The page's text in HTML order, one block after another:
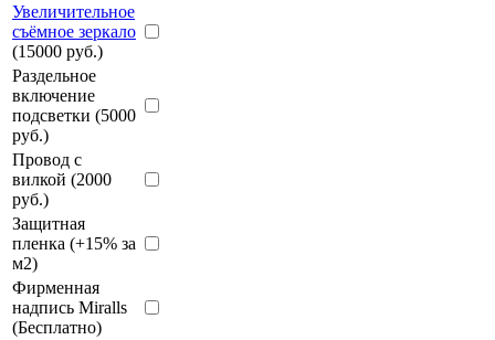
Увеличительное
съёмное зеркало
(15000 руб.)
Раздельное
включение
подсветки (5000
руб.)
Провод с
вилкой (2000
руб.)
Защитная
пленка (+15% за
м2)
Фирменная
надпись Miralls
(Бесплатно)